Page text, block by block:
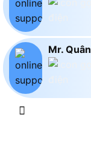
Mr. Quân